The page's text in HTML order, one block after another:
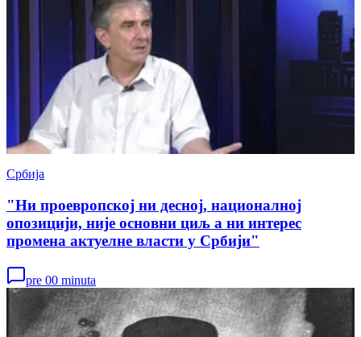
Србија
"Ни проевропској ни десној, националној
опозицији, није основни циљ а ни интерес
промена актуелне власти у Србији"
pre 00 minuta